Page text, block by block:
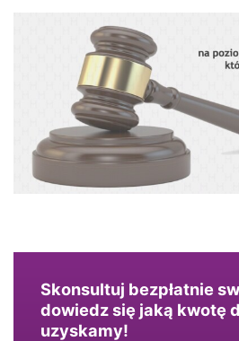
Skonsultuj bezpłatnie
dowiedz się jaką kwotę
uzyskamy!